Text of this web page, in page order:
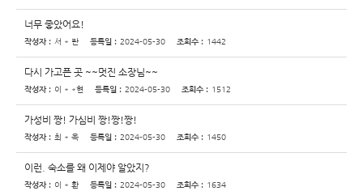
너무 좋았어요!
작성자 : 서 * 란 등록일 : 2024-05-30 조회수 : 1442
다시 가고픈 곳 ~~멋진 소장님~~
작성자 : 이 * *현 등록일 : 2024-05-30 조회수 : 1512
가성비 짱! 가심비 짱!짱!짱!
작성자 : 최 * 옥 등록일 : 2024-05-30 조회수 : 1450
이런. 숙소를 왜 이제야 알았지?
작성자 : 이 * 환 등록일 : 2024-05-30 조회수 : 1634